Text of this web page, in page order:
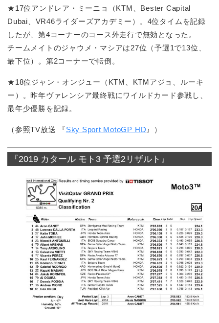
★17位アンドレア・ミーニョ（KTM、Bester Capital
Dubai、VR46ライダーズアカデミー）。4位タイムを記録
したが、第4コーナーのコース外走行で無効となった。
チームメイトのジャウメ・マシアは27位（予選1で13位、
最下位）。第2コーナーで転倒。
★18位ジャン・オンジュー（KTM、KTMアジョ、ルーキ
ー）。昨年ヴァレンシア最終戦にワイルドカード参戦し、
最年少優勝を記録。
（参照TV放送 『Sky Sport MotoGP HD 』）
『2019 カタール モト3 予選2リザルト』